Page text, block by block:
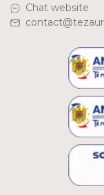
Chat website